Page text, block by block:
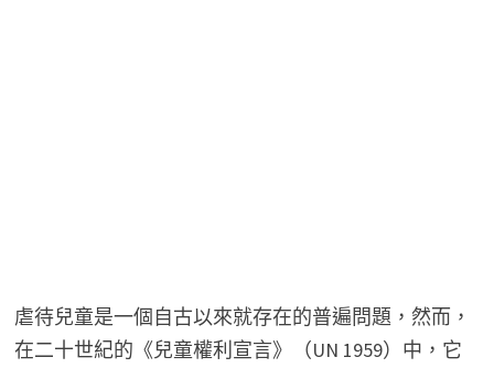
虐待兒童是一個自古以來就存在的普遍問題，然而，
在二十世紀的《兒童權利宣言》（UN 1959）中，它